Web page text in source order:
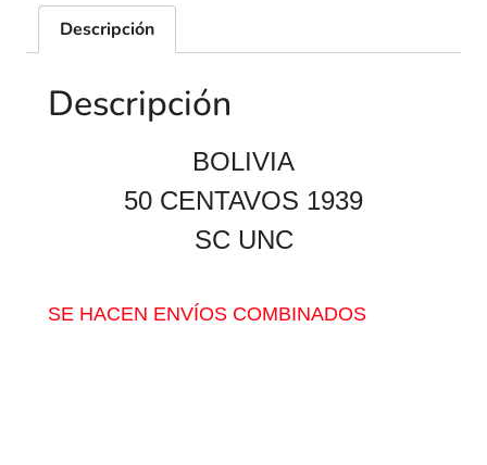
Descripción
Descripción
BOLIVIA
50 CENTAVOS 1939
SC UNC
SE HACEN ENVÍOS COMBINADOS